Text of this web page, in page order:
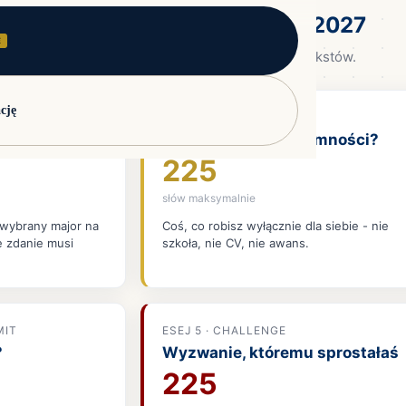
i mocnych stron.
z instant feedback.
akademickie.
naukami ścisłymi.
recruitment videos.
esejów MIT - inwentarz 2026/2027
nie Common App. Pięć oddzielnych tekstów.
major na
zdanie musi
Co robisz dla przyjemności?
225
słów maksymalnie
Coś, co robisz wyłącznie dla siebie - nie
szkoła, nie CV, nie awans.
ESEJ 5 · CHALLENGE
Wyzwanie, któremu sprostałaś
225